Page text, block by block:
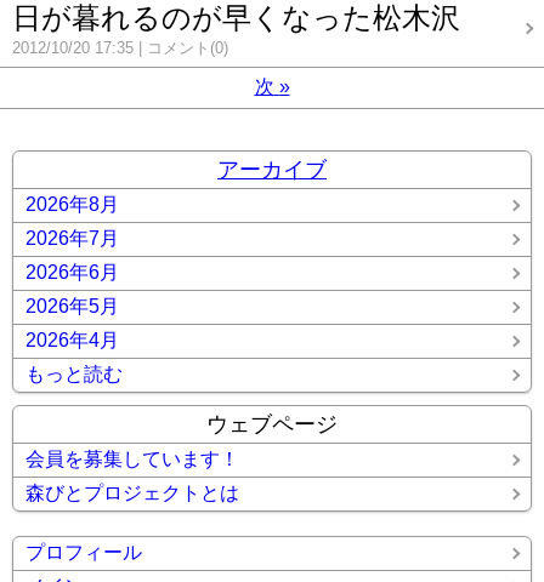
日が暮れるのが早くなった松木沢
2012/10/20 17:35 コメント(0)
次 »
アーカイブ
2026年8月
2026年7月
2026年6月
2026年5月
2026年4月
もっと読む
ウェブページ
会員を募集しています！
森びとプロジェクトとは
プロフィール